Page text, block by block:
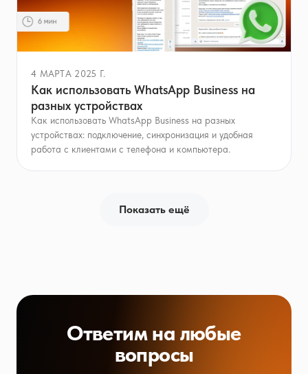
4 МАРТА 2025 Г.
Как использовать WhatsApp Business на
разных устройствах
Как использовать WhatsApp Business на разных
устройствах: подключение, синхронизация и удобная
работа с клиентами с телефона и компьютера.
Показать ещё
Ответим на любые
вопросы